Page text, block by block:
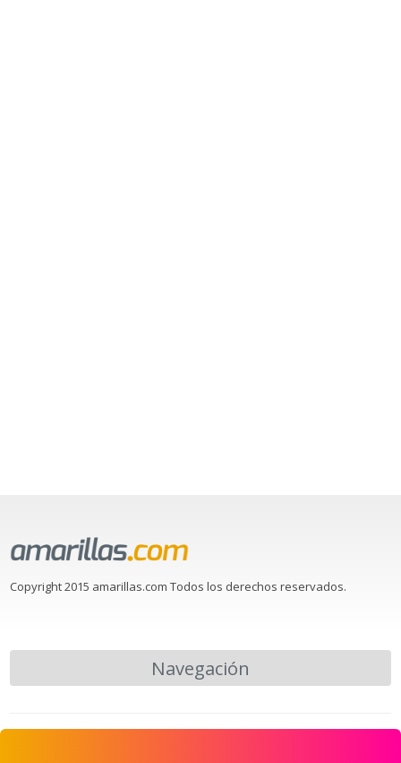
Copyright 2015 amarillas.com Todos los derechos reservados.
Navegación